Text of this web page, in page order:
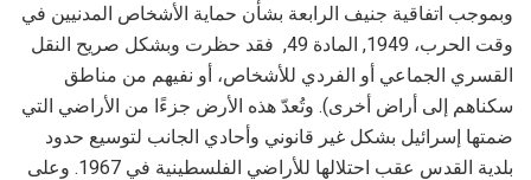
وبموجب اتفاقية جنيف الرابعة بشأن حماية الأشخاص المدنيين في
وقت الحرب، 1949, المادة 49, فقد حظرت وبشكل صريح النقل
القسري الجماعي أو الفردي للأشخاص، أو نفيهم من مناطق
سكناهم إلى أراض أخرى). وتُعدّ هذه الأرض جزءًا من الأراضي التي
ضمتها إسرائيل بشكل غير قانوني وأحادي الجانب لتوسيع حدود
بلدية القدس عقب احتلالها للأراضي الفلسطينية في 1967. وعلى